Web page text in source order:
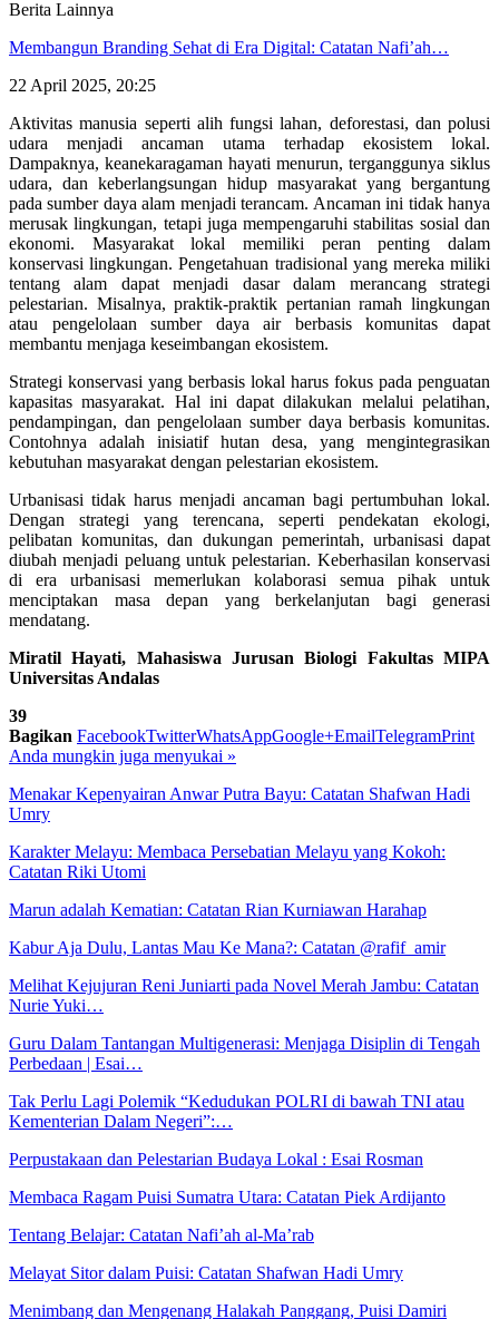
Berita Lainnya
Membangun Branding Sehat di Era Digital: Catatan Nafi’ah…
22 April 2025, 20:25
Aktivitas manusia seperti alih fungsi lahan, deforestasi, dan polusi
udara menjadi ancaman utama terhadap ekosistem lokal.
Dampaknya, keanekaragaman hayati menurun, terganggunya siklus
udara, dan keberlangsungan hidup masyarakat yang bergantung
pada sumber daya alam menjadi terancam. Ancaman ini tidak hanya
merusak lingkungan, tetapi juga mempengaruhi stabilitas sosial dan
ekonomi. Masyarakat lokal memiliki peran penting dalam
konservasi lingkungan. Pengetahuan tradisional yang mereka miliki
tentang alam dapat menjadi dasar dalam merancang strategi
pelestarian. Misalnya, praktik-praktik pertanian ramah lingkungan
atau pengelolaan sumber daya air berbasis komunitas dapat
membantu menjaga keseimbangan ekosistem.
Strategi konservasi yang berbasis lokal harus fokus pada penguatan
kapasitas masyarakat. Hal ini dapat dilakukan melalui pelatihan,
pendampingan, dan pengelolaan sumber daya berbasis komunitas.
Contohnya adalah inisiatif hutan desa, yang mengintegrasikan
kebutuhan masyarakat dengan pelestarian ekosistem.
Urbanisasi tidak harus menjadi ancaman bagi pertumbuhan lokal.
Dengan strategi yang terencana, seperti pendekatan ekologi,
pelibatan komunitas, dan dukungan pemerintah, urbanisasi dapat
diubah menjadi peluang untuk pelestarian. Keberhasilan konservasi
di era urbanisasi memerlukan kolaborasi semua pihak untuk
menciptakan masa depan yang berkelanjutan bagi generasi
mendatang.
Miratil Hayati, Mahasiswa Jurusan Biologi Fakultas MIPA
Universitas Andalas
39
Bagikan FacebookTwitterWhatsAppGoogle+EmailTelegramPrint
Anda mungkin juga menyukai »
Menakar Kepenyairan Anwar Putra Bayu: Catatan Shafwan Hadi
Umry
Karakter Melayu: Membaca Persebatian Melayu yang Kokoh:
Catatan Riki Utomi
Marun adalah Kematian: Catatan Rian Kurniawan Harahap
Kabur Aja Dulu, Lantas Mau Ke Mana?: Catatan @rafif_amir
Melihat Kejujuran Reni Juniarti pada Novel Merah Jambu: Catatan
Nurie Yuki…
Guru Dalam Tantangan Multigenerasi: Menjaga Disiplin di Tengah
Perbedaan | Esai…
Tak Perlu Lagi Polemik “Kedudukan POLRI di bawah TNI atau
Kementerian Dalam Negeri”:…
Perpustakaan dan Pelestarian Budaya Lokal : Esai Rosman
Membaca Ragam Puisi Sumatra Utara: Catatan Piek Ardijanto
Tentang Belajar: Catatan Nafi’ah al-Ma’rab
Melayat Sitor dalam Puisi: Catatan Shafwan Hadi Umry
Menimbang dan Mengenang Halakah Panggang, Puisi Damiri